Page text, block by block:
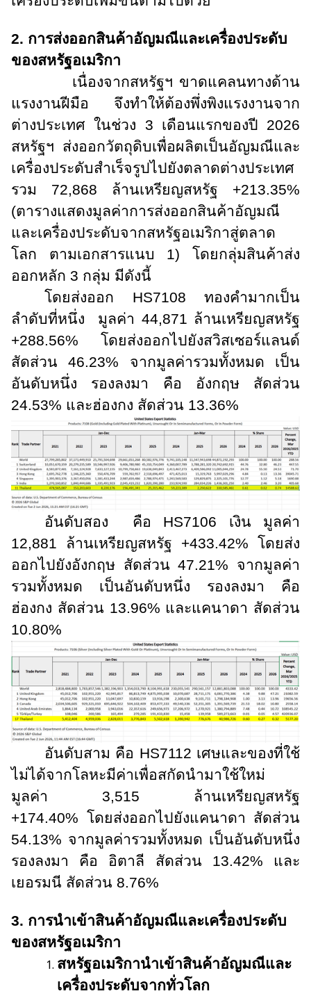
2. การส่งออกสินค้าอัญมณีและเครื่องประดับ
ของสหรัฐอเมริกา
เนื่องจากสหรัฐฯ ขาดแคลนทางด้าน
แรงงานฝีมือ จึงทำให้ต้องพึ่งพิงแรงงานจาก
ต่างประเทศ ในช่วง 3 เดือนแรกของปี 2026
สหรัฐฯ ส่งออกวัตถุดิบเพื่อผลิตเป็นอัญมณีและ
เครื่องประดับสำเร็จรูปไปยังตลาดต่างประเทศ
รวม 72,868 ล้านเหรียญสหรัฐ +213.35%
(ตารางแสดงมูลค่าการส่งออกสินค้าอัญมณี
และเครื่องประดับจากสหรัฐอเมริกาสู่ตลาด
โลก ตามเอกสารแนบ 1) โดยกลุ่มสินค้าส่ง
ออกหลัก 3 กลุ่ม มีดังนี้
โดยส่งออก HS7108 ทองคำมากเป็น
ลำดับที่หนึ่ง มูลค่า 44,871 ล้านเหรียญสหรัฐ
+288.56% โดยส่งออกไปยังสวิสเซอร์แลนด์
สัดส่วน 46.23% จากมูลค่ารวมทั้งหมด เป็น
อันดับหนึ่ง รองลงมา คือ อังกฤษ สัดส่วน
24.53% และฮ่องกง สัดส่วน 13.36%
อันดับสอง คือ HS7106 เงิน มูลค่า
12,881 ล้านเหรียญสหรัฐ +433.42% โดยส่ง
ออกไปยังอังกฤษ สัดส่วน 47.21% จากมูลค่า
รวมทั้งหมด เป็นอันดับหนึ่ง รองลงมา คือ
ฮ่องกง สัดส่วน 13.96% และแคนาดา สัดส่วน
10.80%
อันดับสาม คือ HS7112 เศษและของที่ใช้
ไม่ได้จากโลหะมีค่าเพื่อสกัดนำมาใช้ใหม่
มูลค่า 3,515 ล้านเหรียญสหรัฐ
+174.40% โดยส่งออกไปยังแคนาดา สัดส่วน
54.13% จากมูลค่ารวมทั้งหมด เป็นอันดับหนึ่ง
รองลงมา คือ อิตาลี สัดส่วน 13.42% และ
เยอรมนี สัดส่วน 8.76%
3. การนำเข้าสินค้าอัญมณีและเครื่องประดับ
ของสหรัฐอเมริกา
สหรัฐอเมริกานำเข้าสินค้าอัญมณีและ
เครื่องประดับจากทั่วโลก